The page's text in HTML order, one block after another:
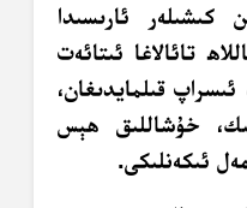
كىشىلەر ئارىسىدا
تائالاغا ئىتائەت
ئىسراپ قىلمايدىغان،
خۇشاللىق ھېس
ئىكەنلىكى.